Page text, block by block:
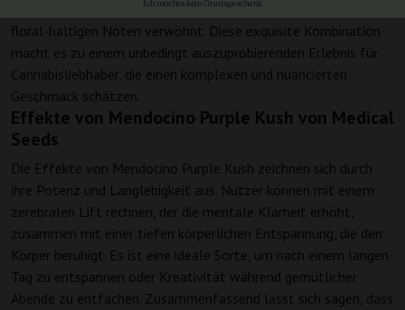
das den Gaumen mit erdigen, fruchtigen, süßen, würzigen und
floral-haltigen Noten verwöhnt. Diese exquisite Kombination
macht es zu einem unbedingt auszuprobierenden Erlebnis für
Cannabisliebhaber, die einen komplexen und nuancierten
Geschmack schätzen.
Effekte von Mendocino Purple Kush von Medical
Seeds
Die Effekte von Mendocino Purple Kush zeichnen sich durch
ihre Potenz und Langlebigkeit aus. Nutzer können mit einem
zerebralen Lift rechnen, der die mentale Klarheit erhöht,
zusammen mit einer tiefen körperlichen Entspannung, die den
Körper beruhigt. Es ist eine ideale Sorte, um nach einem langen
Tag zu entspannen oder Kreativität während gemütlicher
Abende zu entfachen. Zusammenfassend lässt sich sagen, dass
Ich möchte kein Gratisgeschenk